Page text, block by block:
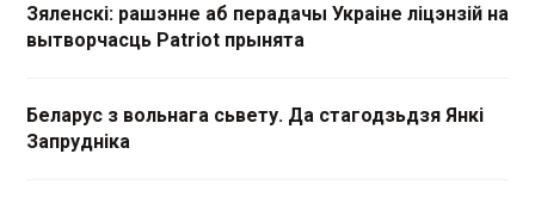
Зяленскі: рашэнне аб перадачы Украіне ліцэнзій на
вытворчасць Patriot прынята
Беларус з вольнага сьвету. Да стагодзьдзя Янкі
Запрудніка